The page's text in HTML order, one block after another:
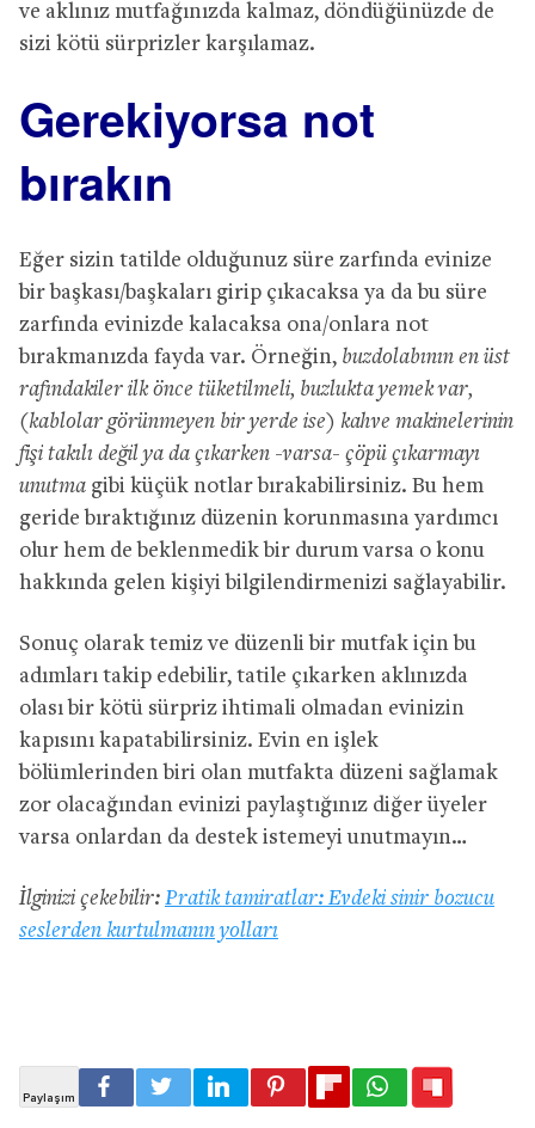
ve aklınız mutfağınızda kalmaz, döndüğünüzde de
sizi kötü sürprizler karşılamaz.
Gerekiyorsa not
bırakın
Eğer sizin tatilde olduğunuz süre zarfında evinize
bir başkası/başkaları girip çıkacaksa ya da bu süre
zarfında evinizde kalacaksa ona/onlara not
bırakmanızda fayda var. Örneğin, buzdolabının en üst
rafındakiler ilk önce tüketilmeli, buzlukta yemek var,
(kablolar görünmeyen bir yerde ise) kahve makinelerinin
fişi takılı değil ya da çıkarken -varsa- çöpü çıkarmayı
unutma gibi küçük notlar bırakabilirsiniz. Bu hem
geride bıraktığınız düzenin korunmasına yardımcı
olur hem de beklenmedik bir durum varsa o konu
hakkında gelen kişiyi bilgilendirmenizi sağlayabilir.
Sonuç olarak temiz ve düzenli bir mutfak için bu
adımları takip edebilir, tatile çıkarken aklınızda
olası bir kötü sürpriz ihtimali olmadan evinizin
kapısını kapatabilirsiniz. Evin en işlek
bölümlerinden biri olan mutfakta düzeni sağlamak
zor olacağından evinizi paylaştığınız diğer üyeler
varsa onlardan da destek istemeyi unutmayın…
İlginizi çekebilir: Pratik tamiratlar: Evdeki sinir bozucu
seslerden kurtulmanın yolları